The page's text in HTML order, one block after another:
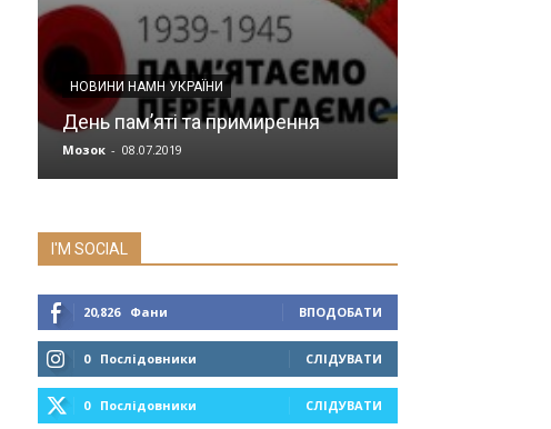
НОВИНИ НАМН УКРАЇНИ
День пам’яті та примирення
Мозок - 08.07.2019
I'M SOCIAL
20,826 Фани ВПОДОБАТИ
0 Послідовники СЛІДУВАТИ
0 Послідовники СЛІДУВАТИ